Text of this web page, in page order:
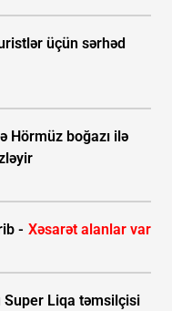
üçün sərhəd
Hörmüz boğazı ilə
- Xəsarət alanlar var
Liqa təmsilçisi